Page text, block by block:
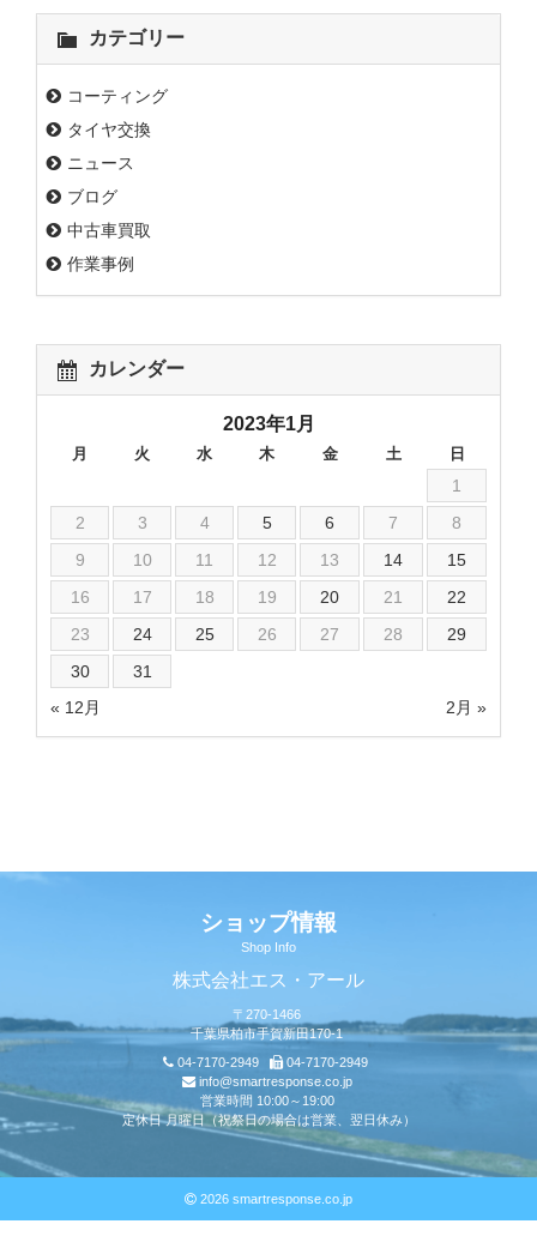
カテゴリー
コーティング
タイヤ交換
ニュース
ブログ
中古車買取
作業事例
カレンダー
2023年1月
月 火 水 木 金 土 日
« 12月 2月 »
1
2
3 4 5 6 7
8
9
10 11 12 13 14
15
16
17 18 19 20 21
22
23
24 25 26 27 28
29
30
31
ショップ情報
Shop Info
株式会社エス・アール
〒270-1466
千葉県柏市手賀新田170-1
04-7170-2949
04-7170-2949
info@smartresponse.co.jp
営業時間 10:00～19:00
定休日 月曜日（祝祭日の場合は営業、翌日休み）
2026 smartresponse.co.jp